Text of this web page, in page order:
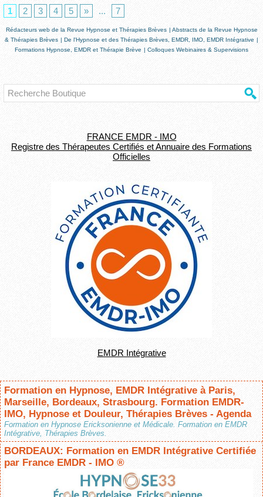
FRANCE EMDR - IMO
Registre des Thérapeutes Certifiés et Annuaire des Formations
Officielles
EMDR Intégrative
Formation en Hypnose, EMDR Intégrative à Paris,
Marseille, Bordeaux, Strasbourg. Formation EMDR-
IMO, Hypnose et Douleur, Thérapies Brèves - Agenda
Formation en Hypnose Ericksonienne et Médicale. Formation en EMDR
Intégrative, Thérapies Brèves.
BORDEAUX: Formation en EMDR Intégrative Certifiée
par France EMDR - IMO ®
1
2 3 4 5 » ... 7
Rédacteurs web de la Revue Hypnose et Thérapies Brèves | Abstracts de la Revue Hypnose
& Thérapies Brèves | De l'Hypnose et des Thérapies Brèves, EMDR, IMO, EMDR Intégrative |
Formations Hypnose, EMDR et Thérapie Brève | Colloques Webinaires & Supervisions